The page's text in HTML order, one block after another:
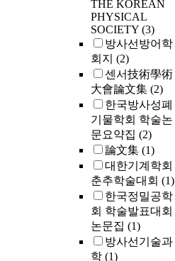
THE KOREAN
PHYSICAL
SOCIETY (3)
방사선방어학
회지 (2)
센서技術學術
大會論文集 (2)
한국방사성폐
기물학회 학술논
문요약집 (2)
論文集 (1)
대한기계학회
춘추학술대회 (1)
한국정밀공학
회 학술발표대회
논문집 (1)
방사선기술과
학 (1)